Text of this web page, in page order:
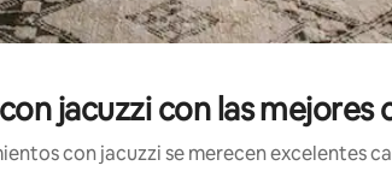
jacuzzi con las mejores
con jacuzzi se merecen excelentes